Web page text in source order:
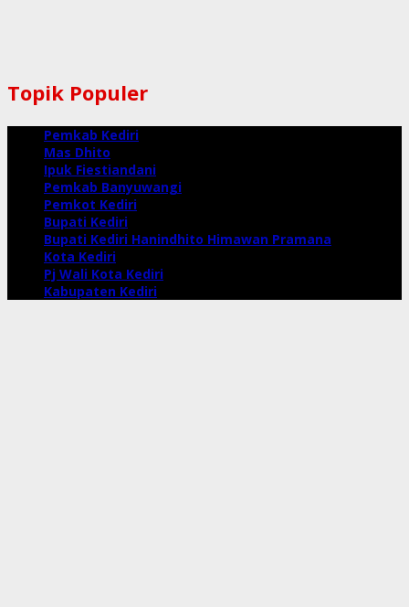
Topik Populer
Pemkab Kediri
Mas Dhito
Ipuk Fiestiandani
Pemkab Banyuwangi
Pemkot Kediri
Bupati Kediri
Bupati Kediri Hanindhito Himawan Pramana
Kota Kediri
Pj Wali Kota Kediri
Kabupaten Kediri